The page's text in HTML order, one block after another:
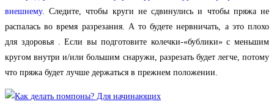
внешнему. Следите, чтобы круги не сдвинулись и чтобы пряжа не
распалась во время разрезания. А то будете нервничать, а это плохо
для здоровья . Если вы подготовите колечки-«бублики» с меньшим
кругом внутри и/или большим снаружи, разрезать будет легче, потому
что пряжа будет лучше держаться в прежнем положении.